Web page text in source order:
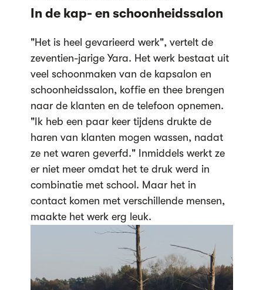
In de kap- en schoonheidssalon
"Het is heel gevarieerd werk", vertelt de
zeventien-jarige Yara. Het werk bestaat uit
veel schoonmaken van de kapsalon en
schoonheidssalon, koffie en thee brengen
naar de klanten en de telefoon opnemen.
"Ik heb een paar keer tijdens drukte de
haren van klanten mogen wassen, nadat
ze net waren geverfd." Inmiddels werkt ze
er niet meer omdat het te druk werd in
combinatie met school. Maar het in
contact komen met verschillende mensen,
maakte het werk erg leuk.